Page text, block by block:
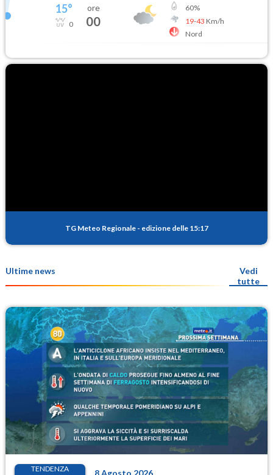
15°
0
ore
00
60%
19-43 Km/h
Nord
TG Meteo Regionale - edizione delle 15:17
Ultime news
Vedi
tutte
TENDENZA 8 Agosto 2026